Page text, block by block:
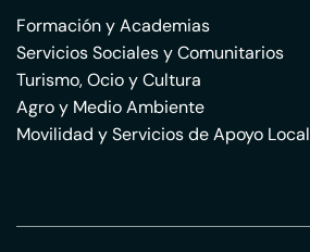
Formación y Academias
Servicios Sociales y Comunitarios
Turismo, Ocio y Cultura
Agro y Medio Ambiente
Movilidad y Servicios de Apoyo Local